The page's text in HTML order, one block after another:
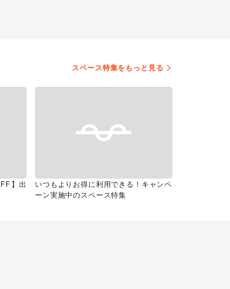
スペース特集をもっと見る
】出
いつもよりお得に利用できる！キャンペ
ーン実施中のスペース特集